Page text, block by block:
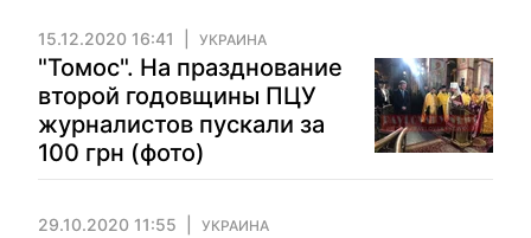
15.12.2020 16:41 УКРАИНА
"Томос". На празднование
второй годовщины ПЦУ
журналистов пускали за
100 грн (фото)
29.10.2020 11:55 УКРАИНА